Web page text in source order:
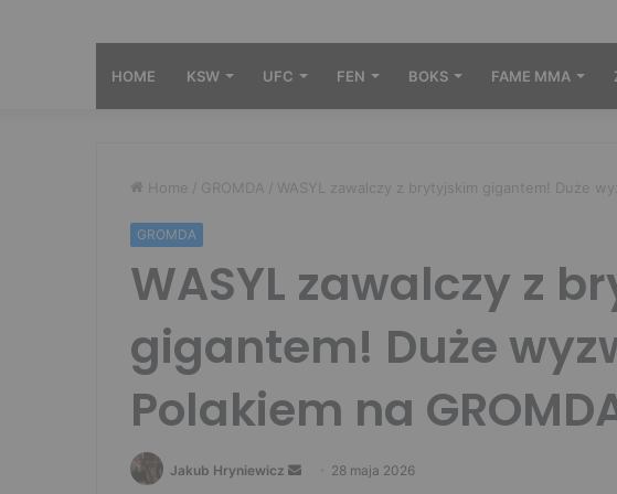
HOME KSW UFC FEN BOKS FAME MMA
Home / GROMDA / WASYL zawalczy z brytyjskim gigantem! Duże
GROMDA
WASYL zawalczy z
gigantem! Duże
Polakiem na
Jakub Hryniewicz
Send 28 maja 2026